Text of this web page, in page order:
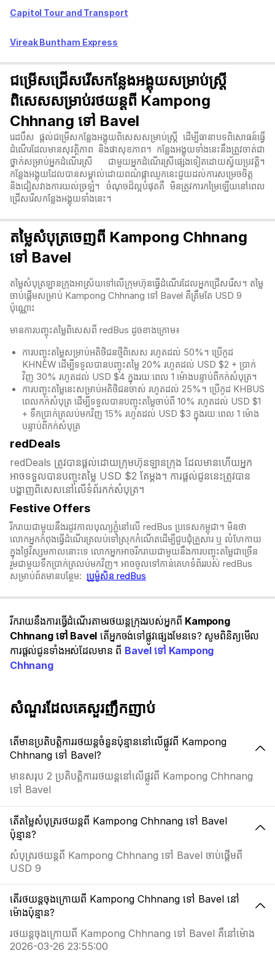
Capitol Tour and Transport
Vireak Buntham Express
ជម្រើសជ្រើសរើសកន្លែងអង្គុយសម្រាប់ស្ត្រី
ពិសេសសម្រាប់រថយន្តពី Kampong
Chhnang ទៅ Bavel
រេដបឹស ផ្តល់ជម្រើសកន្លែងអង្គុយពិសេសសម្រាប់ស្ត្រី ដើម្បីធានាបទពិសោធន៍ធ្វើ
ដំណើរដែលមានសុវត្ថិភាព និងផាសុខភាព។ កន្លែងអង្គុយទាំងនេះនឹងត្រូវចាត់ជា
ថ្នាក់សម្រាប់អ្នកដំណើរស្រី ជាមួយអ្នកដំណើរស្រីផ្សេងទៀតដោយស្វ័យប្រវត្តិ។
កន្លែងអង្គុយដែលបានសម្គាល់ដោយពណ៌ផ្កាឈូកនេះជួយដល់ការសម្រេចចិត្ត
និងជៀសវាងការយល់ច្រឡំ។ ចំណុចដ៏ល្អបំផុតគឺ មិនត្រូវការកម្រៃឡើយនៅពេល
ជ្រើសរើសកន្លែងអង្គុយទាំងនេះ។
តម្លៃសំបុត្រចេញពី Kampong Chhnang
ទៅ Bavel
តម្លៃសំបុត្រឡានក្រុងអាស្រ័យទៅលើក្រុមហ៊ុនធ្វើដំណើរដែលអ្នកជ្រើសរើស។ តម្លៃ
ចាប់ផ្តើមសម្រាប់ Kampong Chhnang ទៅ Bavel គឺត្រឹមតែ USD 9
ប៉ុណ្ណោះ
មានការបញ្ចុះតម្លៃពិសេសពី redBus ដូចខាងក្រោម៖
ការបញ្ចុះតម្លៃសម្រាប់អតិថិជនថ្មីពិសេស រហូតដល់ 50%។ ប្រើកូដ
KHNEW ដើម្បីទទួលបានបញ្ចុះតម្លៃ 20% រហូតដល់ USD $2 + ប្រាក់
វិញ 30% រហូតដល់ USD $4 ក្នុងរយៈពេល 1 ម៉ោងបន្ទាប់ពីកក់សំបុត្រ។
ការបញ្ចុះតម្លៃនេះសម្រាប់អតិថិជនចាស់ រហូតដល់ 25%។ ប្រើកូដ KHBUS
ពេលកក់សំបុត្ រ ដើម្បីទទួលបានបញ្ចុះតម្លៃចាប់ពី 10% រហូតដល់ USD $1
+ ទឹកប្រាក់ត្រលប់មកវិញ 15% រហូតដល់ USD $3 ក្នុងរយៈពេល 1 ម៉ោង
បន្ទាប់ពីកក់សំបុត្
redDeals
redDeals ត្រូវបានផ្តល់ដោយក្រុមហ៊ុនឡានក្រុង ដែលមានហើយអ្នក
អាចទទួលបានបញ្ចុះតម្លៃ USD $2 តែម្ដង។ ការផ្តល់ជូននេះត្រូវបាន
បង្ហាញពិសេសនៅលើទំព័រកក់សំបុត្រ។​​
Festive Offers
រីករាយជាមួយនឹងរដូវកាលបុណ្យភ្ជុំ​នៅលើ redBus ប្រទេសកម្ពុជា។ មិនថា
លោកអ្នកកំពុងធ្វើដំណើរត្រលប់ទៅស្រុកកំណើតដើម្បីជួបជុំគ្រួសារ ឬ លំហែកាយ
ក្នុងថ្ងៃវិស្សមកាលនោះទេ លោកអ្នកអាចរីករាយជាមួយនឹងការបញ្ចុះតម្លៃជាច្រើន
រួមជាមួយទឹកប្រាក់ត្រលប់មកវិញ។ អាចចូលទៅកាន់គេហទំព័ររបស់ redBus
សម្រាប់ព័តមានបន្ថែម: ប្រូម៉ូសិន redBus
រីករាយនឹងការធ្វើដំណើរតាមរថយន្តក្រុងរបស់អ្នកពី Kampong
Chhnang ទៅ Bavel តើអ្នកចង់ទៅផ្លូវផ្សេងមែនទេ? សូមពិនិត្យមើល
ការផ្តល់ជូនទាំងអស់ដែលមាន ពី Bavel ទៅ Kampong
Chhnang
សំណួរដែលគេសួរញឹកញាប់
តើមានប្រតិបត្តិការរថយន្តចំនួនប៉ុន្មាននៅលើផ្លូវពី Kampong
Chhnang ទៅ Bavel?
មានសរុប 2 ប្រតិបត្តិការរថយន្តនៅលើផ្លូវពី Kampong Chhnang
ទៅ Bavel
តើតម្លៃសំបុត្ររថយន្តពី Kampong Chhnang ទៅ Bavel
ប៉ុន្មាន?
សំបុត្ររថយន្តពី Kampong Chhnang ទៅ Bavel ចាប់ផ្តើមពី
USD 9
តើរថយន្តចុងក្រោយពី Kampong Chhnang ទៅ Bavel នៅ
ម៉ោងប៉ុន្មាន?
រថយន្តចុងក្រោយពី Kampong Chhnang ទៅ Bavel គឺនៅម៉ោង
2026-03-26 23:55:00